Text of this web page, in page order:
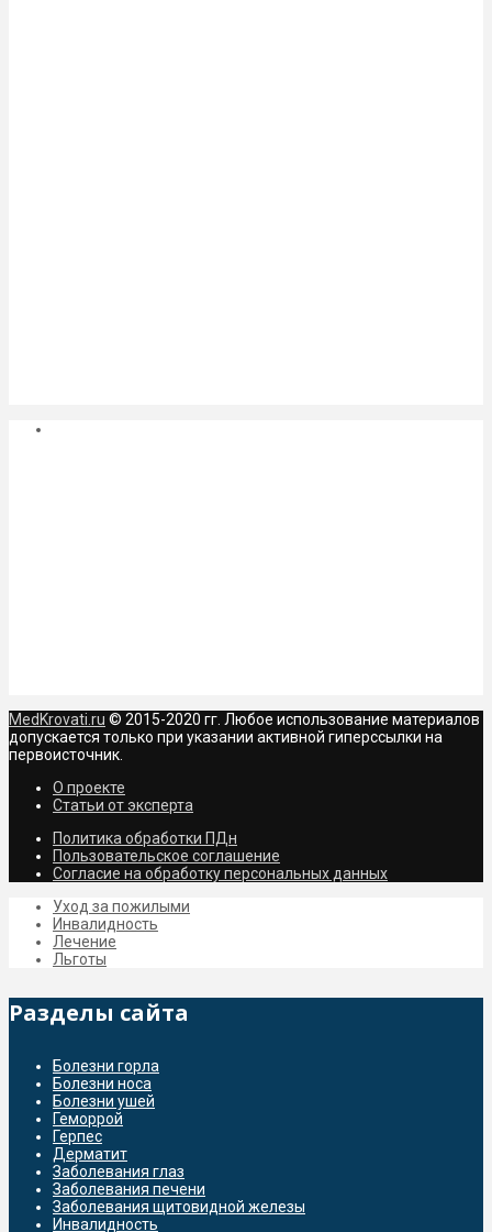
MedKrovati.ru © 2015-2020 гг. Любое использование материалов
допускается только при указании активной гиперссылки на
первоисточник.
О проекте
Статьи от эксперта
Политика обработки ПДн
Пользовательское соглашение
Согласие на обработку персональных данных
Уход за пожилыми
Инвалидность
Лечение
Льготы
Разделы сайта
Болезни горла
Болезни носа
Болезни ушей
Геморрой
Герпес
Дерматит
Заболевания глаз
Заболевания печени
Заболевания щитовидной железы
Инвалидность